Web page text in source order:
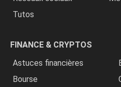
Tutos
FINANCE & CRYPTOS
Astuces financières
Bourse